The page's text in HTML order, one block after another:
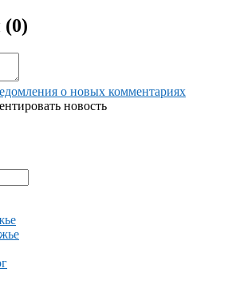
(0)
о новых комментариях
новость